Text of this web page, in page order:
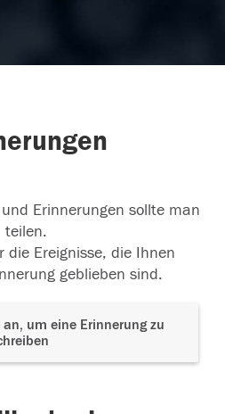
Erinnerungen sollte man
teilen.
die Ereignisse, die Ihnen
geblieben sind.
um eine Erinnerung zu